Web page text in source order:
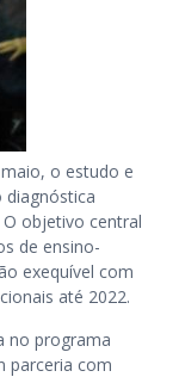
o estudo e
diagnóstica
O objetivo central
de ensino-
exequível com
até 2022.
no programa
parceria com